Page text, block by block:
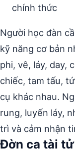
chính thức
Người học đàn
kỹ năng cơ bản
phi, vê, láy, day,
chiếc, tam tấu,
cụ khác nhau.
rung, luyến láy,
trì và cảm nhận
Đờn ca tài